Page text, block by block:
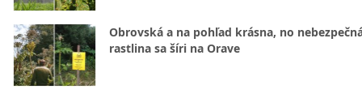
Obrovská a na pohľad krásna, no
rastlina sa šíri na Orave